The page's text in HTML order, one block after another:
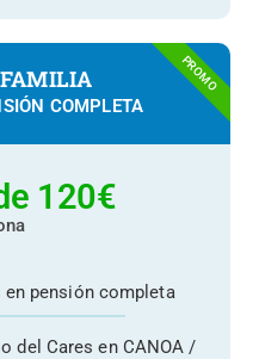
COMPLETA
120€
pensión completa
del Cares en CANOA /
PROMO